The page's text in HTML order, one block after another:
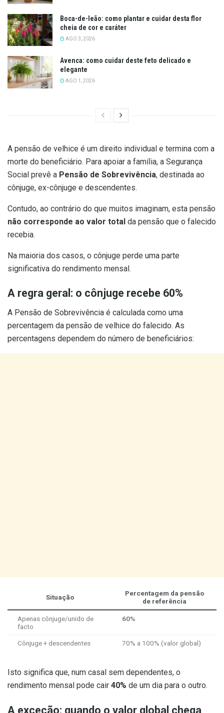
Boca-de-leão: como plantar e cuidar desta flor
cheia de cor e caráter
AGO 3, 2026
Avenca: como cuidar deste feto delicado e
elegante
AGO 1, 2026
A pensão de velhice é um direito individual e termina com a
morte do beneficiário. Para apoiar a família, a Segurança
Social prevê a Pensão de Sobrevivência, destinada ao
cônjuge, ex-cônjuge e descendentes.
Contudo, ao contrário do que muitos imaginam, esta pensão
não corresponde ao valor total da pensão que o falecido
recebia.
Na maioria dos casos, o cônjuge perde uma parte
significativa do rendimento mensal.
A regra geral: o cônjuge recebe 60%
A Pensão de Sobrevivência é calculada como uma
percentagem da pensão de velhice do falecido. As
percentagens dependem do número de beneficiários:
Situação
Percentagem da pensão
de referência
Apenas cônjuge/unido de
facto
60%
Cônjuge + descendentes 70% a 100% (valor global)
Isto significa que, num casal sem dependentes, o
rendimento mensal pode cair 40% de um dia para o outro.
A exceção: quando o valor global chega